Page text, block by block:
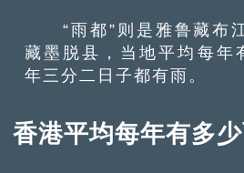
“雨都”则是雅鲁藏布
藏墨脱县，当地平均每年
年三分二日子都有雨。
香港平均每年有多少